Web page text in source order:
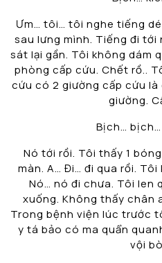
Ưm… tôi… tôi nghe tiếng
sau lưng mình. Tiếng đi tới
sát lại gần. Tôi không dám
phòng cấp cứu. Chết rồ..
cứu có 2 giường cấp cứu
giường.
Bịch…
Nó tới rồi. Tôi thấy 1
màn. A… Đi… đi qua rồi.
Nó… nó đi chưa. Tôi len
xuống. Không thấy chân
Trong bệnh viện lúc trước
y tá bảo có ma quẩn
vội